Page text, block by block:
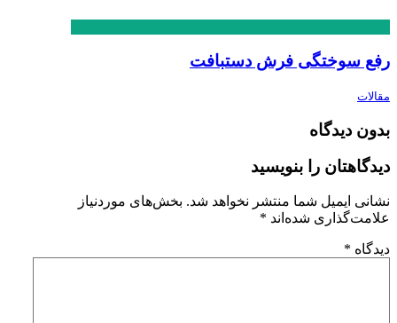
رفع سوختگی فرش دستبافت
مقالات
بدون دیدگاه
دیدگاهتان را بنویسید
نشانی ایمیل شما منتشر نخواهد شد. بخش‌های موردنیاز
علامت‌گذاری شده‌اند *
دیدگاه *